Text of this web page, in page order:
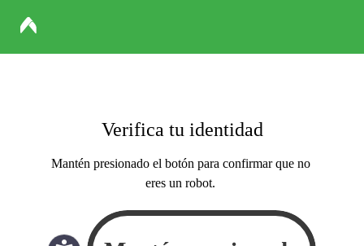
Verifica tu identidad
Mantén presionado el botón para confirmar que no
eres un robot.